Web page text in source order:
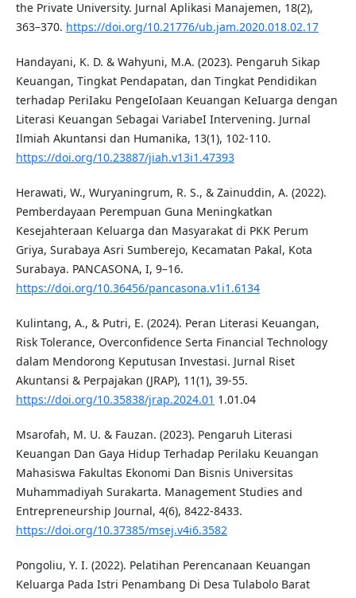
the Private University. Jurnal Aplikasi Manajemen, 18(2),
363–370. https://doi.org/10.21776/ub.jam.2020.018.02.17
Handayani, K. D. & Wahyuni, M.A. (2023). Pengaruh Sikap
Keuangan, Tingkat Pendapatan, dan Tingkat Pendidikan
terhadap PeriIaku PengeIoIaan Keuangan KeIuarga dengan
Literasi Keuangan Sebagai VariabeI Intervening. Jurnal
Ilmiah Akuntansi dan Humanika, 13(1), 102-110.
https://doi.org/10.23887/jiah.v13i1.47393
Herawati, W., Wuryaningrum, R. S., & Zainuddin, A. (2022).
Pemberdayaan Perempuan Guna Meningkatkan
Kesejahteraan Keluarga dan Masyarakat di PKK Perum
Griya, Surabaya Asri Sumberejo, Kecamatan Pakal, Kota
Surabaya. PANCASONA, I, 9–16.
https://doi.org/10.36456/pancasona.v1i1.6134
Kulintang, A., & Putri, E. (2024). Peran Literasi Keuangan,
Risk Tolerance, Overconfidence Serta Financial Technology
dalam Mendorong Keputusan Investasi. Jurnal Riset
Akuntansi & Perpajakan (JRAP), 11(1), 39-55.
https://doi.org/10.35838/jrap.2024.01 1.01.04
Msarofah, M. U. & Fauzan. (2023). Pengaruh Literasi
Keuangan Dan Gaya Hidup Terhadap Perilaku Keuangan
Mahasiswa Fakultas Ekonomi Dan Bisnis Universitas
Muhammadiyah Surakarta. Management Studies and
Entrepreneurship Journal, 4(6), 8422-8433.
https://doi.org/10.37385/msej.v4i6.3582
Pongoliu, Y. I. (2022). Pelatihan Perencanaan Keuangan
Keluarga Pada Istri Penambang Di Desa Tulabolo Barat